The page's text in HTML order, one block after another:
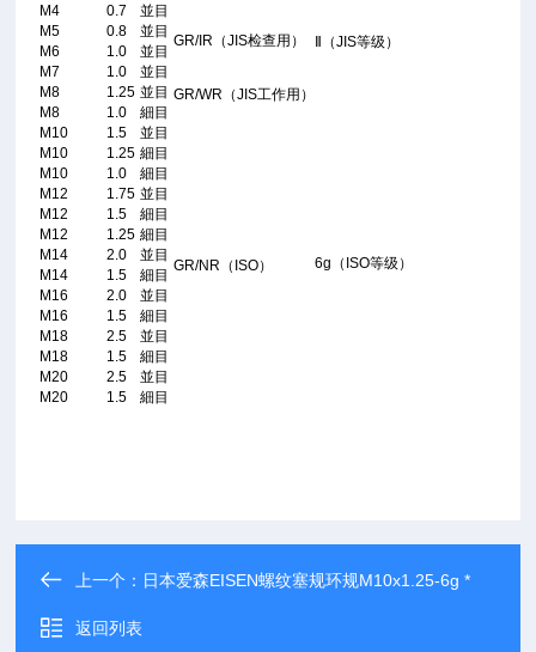
GR/IR（JIS检查用）
GR/WR（JIS工作用）
GR/NR（ISO）
Ⅱ（JIS等级）
6g（ISO等级）
M4
0.7
並目
M5
0.8
並目
M6
1.0
並目
M7
1.0
並目
M8
1.25 並目
M8
1.0
細目
M10
1.5
並目
M10
1.25 細目
M10
1.0
細目
M12
1.75 並目
M12
1.5
細目
M12
1.25 細目
M14
2.0
並目
M14
1.5
細目
M16
2.0
並目
M16
1.5
細目
M18
2.5
並目
M18
1.5
細目
M20
2.5
並目
M20
1.5 細目
上一个： 日本爱森EISEN螺纹塞规环规M10x1.25-6g *
返回列表